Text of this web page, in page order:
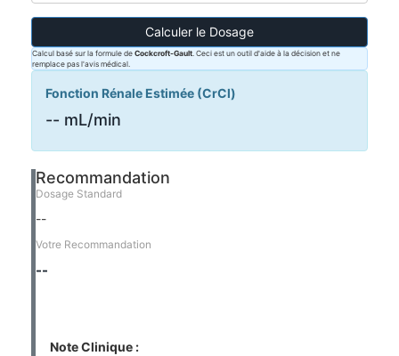
Calculer le Dosage
Calcul basé sur la formule de Cockcroft-Gault. Ceci est un outil d'aide à la décision et ne
remplace pas l'avis médical.
Fonction Rénale Estimée (CrCl)
-- mL/min
Recommandation
Dosage Standard
--
Votre Recommandation
--
Note Clinique :